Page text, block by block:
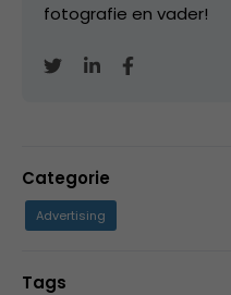
fotografie en vader!
Categorie
Advertising
Tags